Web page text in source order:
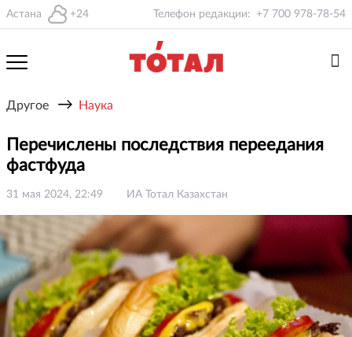
Астана +24 Телефон редакции: +7 700 978-78-54
Другое → Наука
Перечислены последствия переедания
фастфуда
31 мая 2024, 22:49 ИА Тотал Казахстан